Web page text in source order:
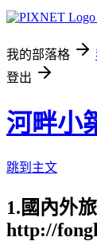
我的部落格
登出
河畔小
跳到主文
1.國內外
http://